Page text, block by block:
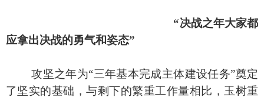
“决战之年大家都
应拿出决战的勇气和姿态”
攻坚之年为“三年基本完成主体建设任务”奠定
了坚实的基础，与剩下的繁重工作量相比，玉树重